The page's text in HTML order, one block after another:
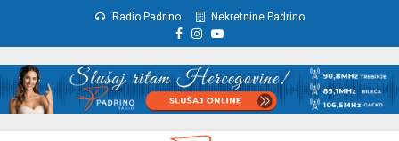
Radio Padrino Nekretnine Padrino
Facebook
Instagram
Youtube